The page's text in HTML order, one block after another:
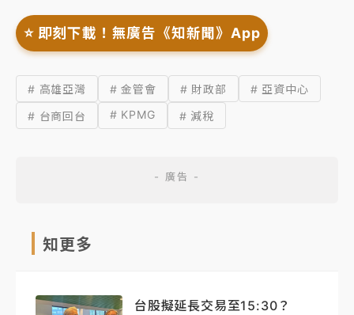
⭐️ 即刻下載！無廣告《知新聞》App
# 高雄亞灣 # 金管會 # 財政部
# 亞資中心
# 台商回台
# KPMG # 減稅
知更多
台股擬延長交易至15:30？